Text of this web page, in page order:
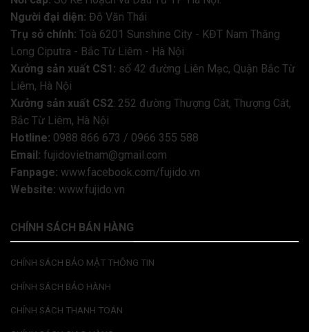
Người đại diện: Đỗ Văn Thái
Trụ sở chính: Toà 6201 Sunshine City - KĐT Nam Thăng
Long Ciputra - Bắc Từ Liêm - Hà Nội
Xưởng sản xuất CS1: số 42 đường Liên Mạc, Quận Bắc Từ
Liêm, Hà Nội
Xưởng sản xuất CS2: 252 đường Thượng Cát, Thượng Cát,
Bắc Từ Liêm, Hà Nội
Hotline: 0988 866 673 / 0966 355 588
Email: fujidovietnam@gmail.com
Fanpage: www.facebook.com/fujido.vn
Website: www.fujido.vn
CHÍNH SÁCH BÁN HÀNG
CHÍNH SÁCH BẢO MẬT THÔNG TIN
CHÍNH SÁCH BẢO HÀNH
CHÍNH SÁCH THANH TOÁN